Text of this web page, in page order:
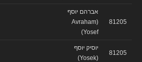
81205
אברהם יוסף
(Avraham
Yosef)
81205
יוסיק יוסף
(Yosek)